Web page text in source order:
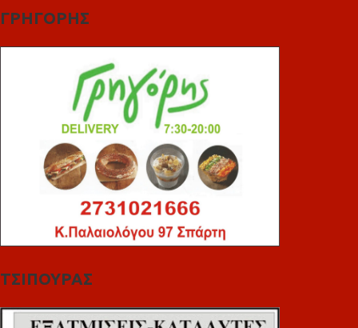
ΓΡΗΓΟΡΗΣ
ΤΣΙΠΟΥΡΑΣ